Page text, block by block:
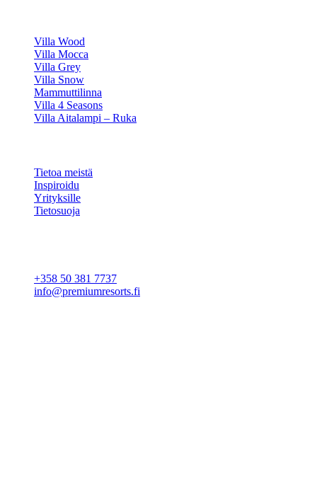
Villa Wood
Villa Mocca
Villa Grey
Villa Snow
Mammuttilinna
Villa 4 Seasons
Villa Aitalampi – Ruka
Tietoa meistä
Inspiroidu
Yrityksille
Tietosuoja
+358 50 381 7737
info@premiumresorts.fi